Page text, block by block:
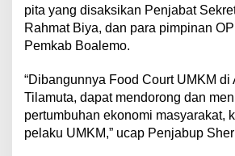
pita yang disaksikan Penjabat
Rahmat Biya, dan para pimpinan
Pemkab Boalemo.
“Dibangunnya Food Court UMKM di
Tilamuta, dapat mendorong dan
pertumbuhan ekonomi masyarakat,
pelaku UMKM,” ucap Penjabup